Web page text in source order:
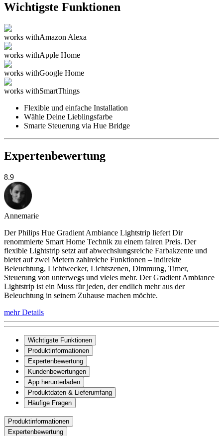
Wichtigste Funktionen
works withAmazon Alexa
works withApple Home
works withGoogle Home
works withSmartThings
Flexible und einfache Installation
Wähle Deine Lieblingsfarbe
Smarte Steuerung via Hue Bridge
Expertenbewertung
8.9
Annemarie
Der Philips Hue Gradient Ambiance Lightstrip liefert Dir
renommierte Smart Home Technik zu einem fairen Preis. Der
flexible Lightstrip setzt auf abwechslungsreiche Farbakzente und
bietet auf zwei Metern zahlreiche Funktionen – indirekte
Beleuchtung, Lichtwecker, Lichtszenen, Dimmung, Timer,
Steuerung von unterwegs und vieles mehr. Der Gradient Ambiance
Lightstrip ist ein Muss für jeden, der endlich mehr aus der
Beleuchtung in seinem Zuhause machen möchte.
mehr Details
Wichtigste Funktionen
Produktinformationen
Expertenbewertung
Kundenbewertungen
App herunterladen
Produktdaten & Lieferumfang
Häufige Fragen
Produktinformationen
Expertenbewertung